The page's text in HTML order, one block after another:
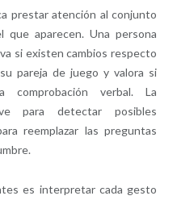
prestar atención al conjunto
aparecen. Una persona
si existen cambios respecto
pareja de juego y valora si
comprobación verbal. La
para detectar posibles
reemplazar las preguntas
es interpretar cada gesto